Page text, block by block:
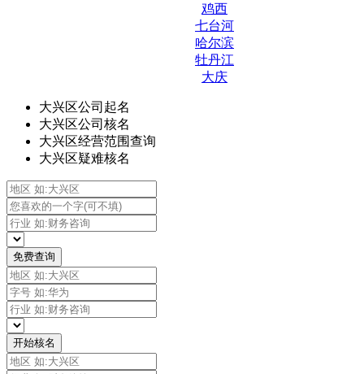
鸡西
七台河
哈尔滨
牡丹江
大庆
大兴区公司起名
大兴区公司核名
大兴区经营范围查询
大兴区疑难核名
免费查询
开始核名